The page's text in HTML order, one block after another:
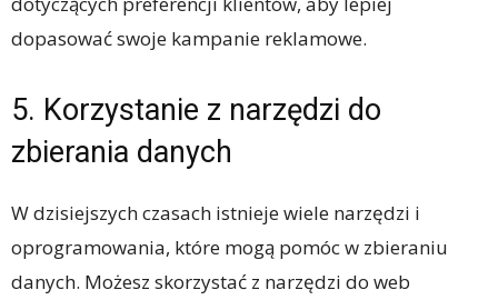
dopasować swoje kampanie reklamowe.
5. Korzystanie z narzędzi do
zbierania danych
W dzisiejszych czasach istnieje wiele narzędzi i
oprogramowania, które mogą pomóc w zbieraniu
danych. Możesz skorzystać z narzędzi do web